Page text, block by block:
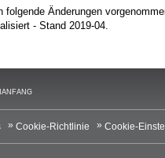
folgende Änderungen
- Stand 2019-04.
Cookie-Richtlinie Cookie-